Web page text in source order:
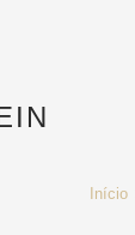
Início